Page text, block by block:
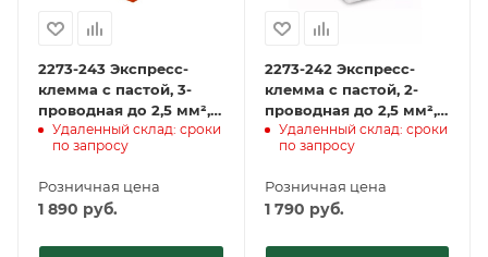
2273-243 Экcпресс-
клемма с пастой, 3-
проводная до 2,5 мм²,
(100 шт./уп.) WAGO
Удаленный склад: сроки
по запросу
Розничная цена
1 890 руб.
2273-242 Экcпресс-
клемма с пастой, 2-
проводная до 2,5 мм²,
(100 шт./уп.) WAGO
Удаленный склад: сроки
по запросу
Розничная цена
1 790 руб.